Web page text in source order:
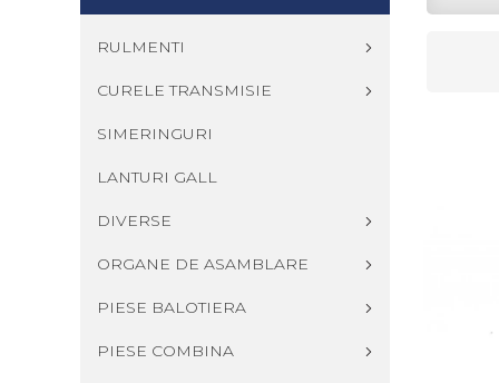
RULMENTI
CURELE TRANSMISIE
SIMERINGURI
LANTURI GALL
DIVERSE
ORGANE DE ASAMBLARE
PIESE BALOTIERA
PIESE COMBINA